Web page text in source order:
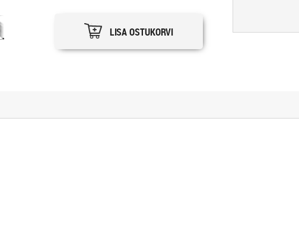
LISA OSTUKORVI